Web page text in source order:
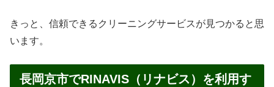
きっと、信頼できるクリーニングサービスが見つかると思
います。
長岡京市でRINAVIS（リナビス）を利用す